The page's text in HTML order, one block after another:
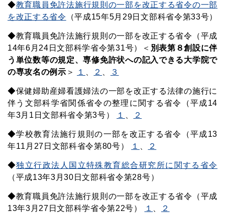
◆教育職員免許法施行規則の一部を改正する省令の一部
を改正する省令
（平成15年5月29日文部科省令第33号）
◆教育職員免許法施行規則の一部を改正する省令（平成
14年6月24日文部科学省令第31号）＜ 別表第８創設に伴
う単位数等の規定、専修免許状への記入できる大学院で
の専攻名の例示 ＞ １ ２ ３
◆保健婦助産婦看護婦法の一部を改正する法律の施行に
伴う文部科学省関係省令の整理に関する省令（平成14
年3月1日文部科省令第3号）
１ ２
◆学校教育法施行規則の一部を改正する省令（平成13
年11月27日文部科省令第80号）
１ ２
◆独立行政法人国立特殊教育総合研究所に関する省令
（平成13年3月30日文部科省令第28号）
◆教育職員免許法施行規則の一部を改正する省令（平成
13年3月27日文部科学省令第22号）
１ ２